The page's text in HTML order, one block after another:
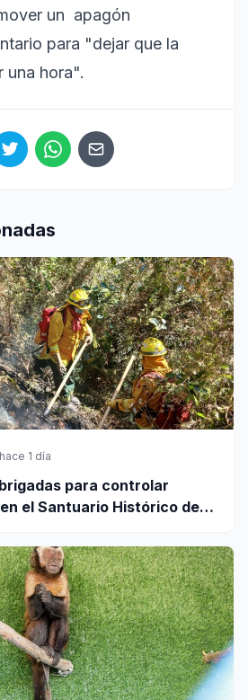
un apagón
para "dejar que la
una hora".
hace 1 día
para controlar
el Santuario Histórico de